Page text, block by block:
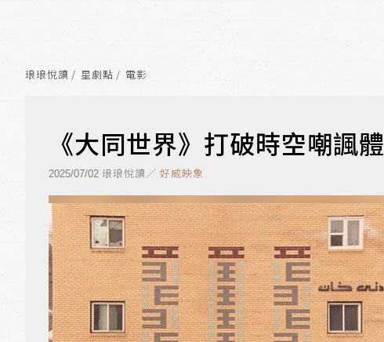
琅琅悅讀 星劇點 電影
《大同世界》打破時空嘲諷
2025/07/02 琅琅悅讀／ 好威映象